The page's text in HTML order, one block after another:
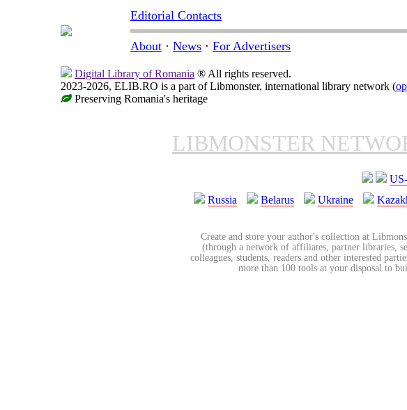
Editorial Contacts
About · News · For Advertisers
Digital Library of Romania ® All rights reserved.
2023-2026, ELIB.RO is a part of Libmonster, international library network (
Preserving Romania's heritage
LIBMONSTER
Russia
Belarus Ukraine
Create and store your author's collection at
(through a network of affiliates, partner libraries,
colleagues, students, readers and other interested
more than 100 tools at your disposal to